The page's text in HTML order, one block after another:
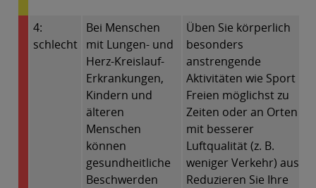
4:
schlecht
Bei Menschen
mit Lungen- und
Herz-Kreislauf-
Erkrankungen,
Kindern und
älteren
Menschen
können
gesundheitliche
Beschwerden
Üben Sie körperlich
besonders
anstrengende
Aktivitäten wie Sport im
Freien möglichst zu
Zeiten oder an Orten
mit besserer
Luftqualität (z. B.
weniger Verkehr) aus.
Reduzieren Sie Ihre